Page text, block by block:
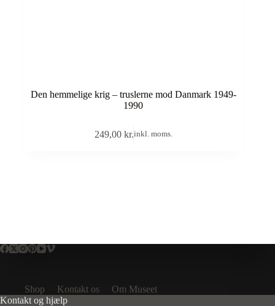
Den hemmelige krig – truslerne mod Danmark 1949-
1990
249,00 kr.inkl. moms.
Shop Kontakt os
Om Museet
Kontakt og hjælp